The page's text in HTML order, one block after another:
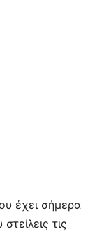
έχει σήμερα
τις